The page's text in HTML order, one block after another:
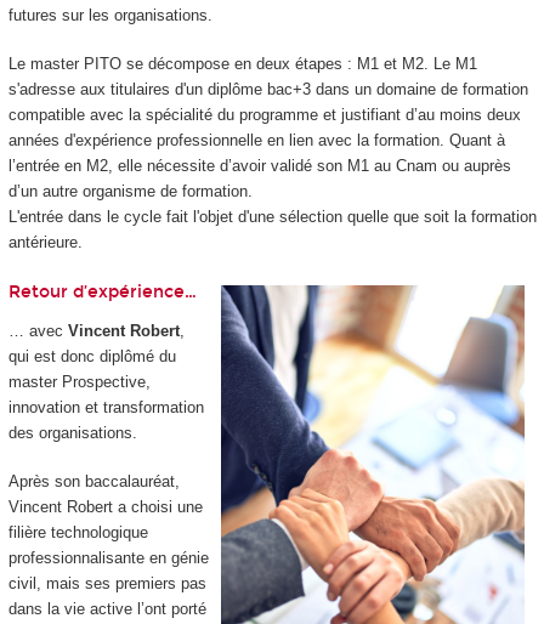
futures sur les organisations.
Le master PITO se décompose en deux étapes : M1 et M2. Le M1
s'adresse aux titulaires d'un diplôme bac+3 dans un domaine de formation
compatible avec la spécialité du programme et justifiant d’au moins deux
années d'expérience professionnelle en lien avec la formation. Quant à
l’entrée en M2, elle nécessite d’avoir validé son M1 au Cnam ou auprès
d’un autre organisme de formation.
L'entrée dans le cycle fait l'objet d'une sélection quelle que soit la formation
antérieure.
Retour d’expérience…
… avec Vincent Robert,
qui est donc diplômé du
master Prospective,
innovation et transformation
des organisations.
Après son baccalauréat,
Vincent Robert a choisi une
filière technologique
professionnalisante en génie
civil, mais ses premiers pas
dans la vie active l’ont porté